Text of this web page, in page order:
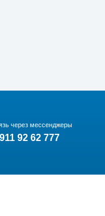
через мессенджеры
92 62 777